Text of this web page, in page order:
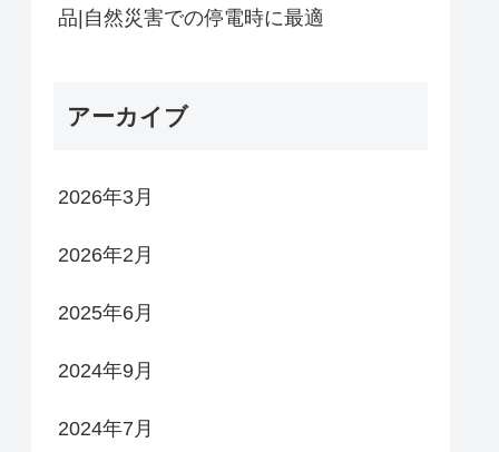
品|自然災害での停電時に最適
アーカイブ
2026年3月
2026年2月
2025年6月
2024年9月
2024年7月